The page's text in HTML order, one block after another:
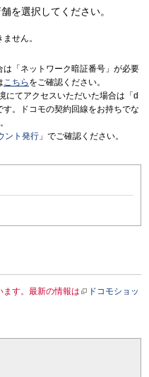
を選択してください。
せん。
は「ネットワーク暗証番号」が必要
こちら をご確認ください。
にてアクセスいただいた場合は「d
。ドコモの契約回線をお持ちでな
ント発行 」でご確認ください。
す。最新の情報は
ドコモショッ